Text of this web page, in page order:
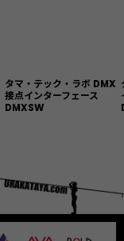
タマ・テック・ラボ DMX
接点インターフェース
DMXSW